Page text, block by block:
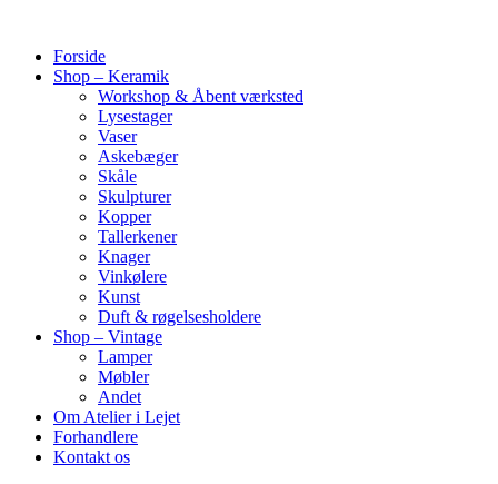
Forside
Shop – Keramik
Workshop & Åbent værksted
Lysestager
Vaser
Askebæger
Skåle
Skulpturer
Kopper
Tallerkener
Knager
Vinkølere
Kunst
Duft & røgelsesholdere
Shop – Vintage
Lamper
Møbler
Andet
Om Atelier i Lejet
Forhandlere
Kontakt os